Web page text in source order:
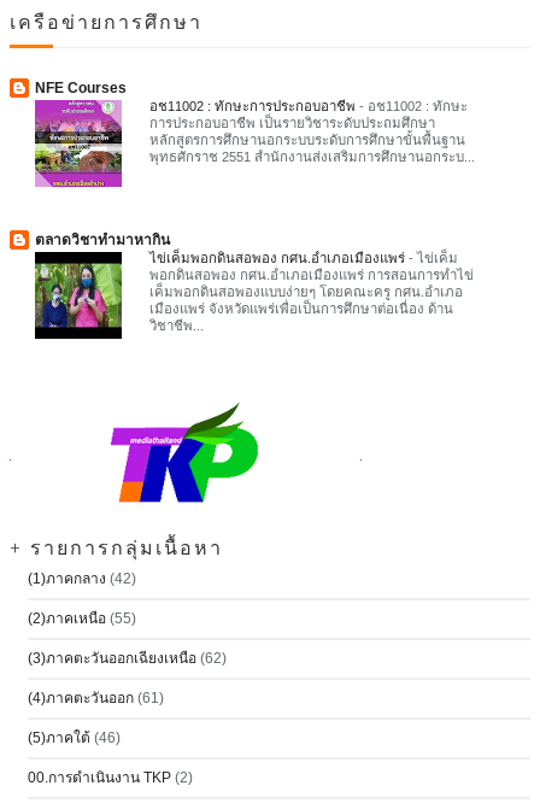
เครือข่ายการศึกษา
NFE Courses
อช11002 : ทักษะการประกอบอาชีพ - อช11002 : ทักษะ
การประกอบอาชีพ เป็นรายวิชาระดับประถมศึกษา
หลักสูตรการศึกษานอกระบบระดับการศึกษาขั้นพื้นฐาน
พุทธศักราช 2551 สำนักงานส่งเสริมการศึกษานอกระบ...
ตลาดวิชาทำมาหากิน
ไข่เค็มพอกดินสอพอง กศน.อำเภอเมืองแพร่ - ไข่เค็ม
พอกดินสอพอง กศน.อำเภอเมืองแพร่ การสอนการทำไข่
เค็มพอกดินสอพองแบบง่ายๆ โดยคณะครู กศน.อำเภอ
เมืองแพร่ จังหวัดแพร่เพื่อเป็นการศึกษาต่อเนื่อง ด้าน
วิชาชีพ...
+ รายการกลุ่มเนื้อหา
(1)ภาคกลาง (42)
(2)ภาคเหนือ (55)
(3)ภาคตะวันออกเฉียงเหนือ (62)
(4)ภาคตะวันออก (61)
(5)ภาคใต้ (46)
00.การดำเนินงาน TKP (2)